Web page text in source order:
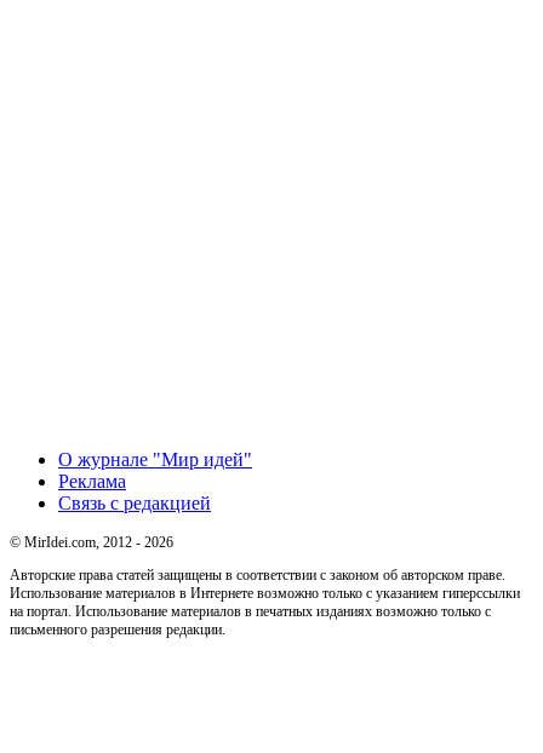
О журнале "Мир идей"
Реклама
Связь с редакцией
© MirIdei.com, 2012 - 2026
Авторские права статей защищены в соответствии с законом об авторском праве.
Использование материалов в Интернете возможно только с указанием гиперссылки
на портал. Использование материалов в печатных изданиях возможно только с
письменного разрешения редакции.